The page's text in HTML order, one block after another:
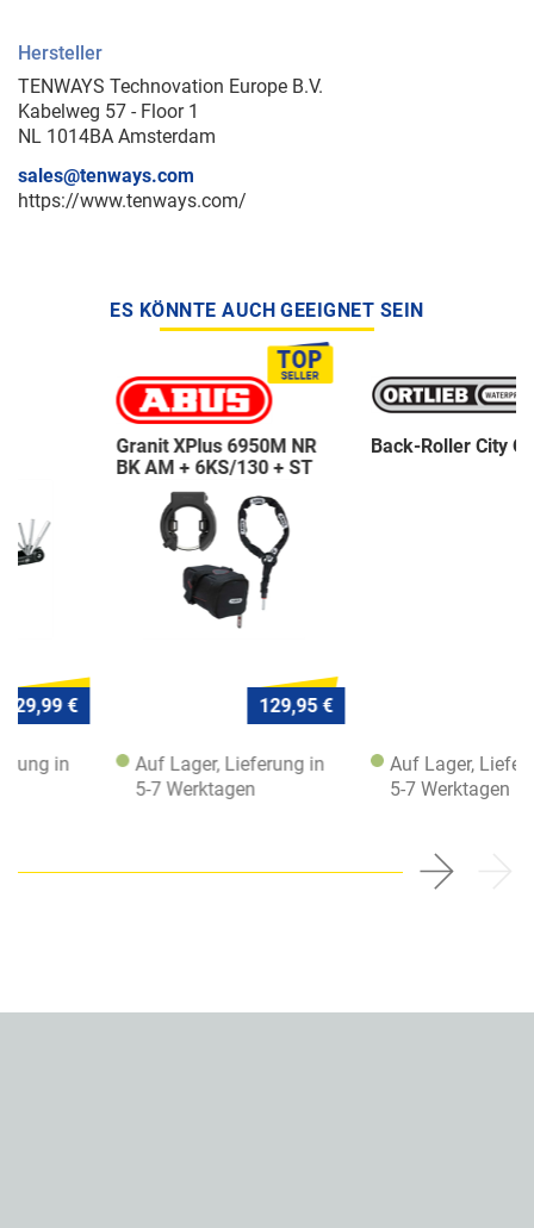
Hersteller
TENWAYS Technovation Europe B.V.
Kabelweg 57 - Floor 1
NL 1014BA Amsterdam
sales@tenways.com
https://www.tenways.com/
ES KÖNNTE AUCH GEEIGNET SEIN
Granit XPlus 6950M NR
BK AM + 6KS/130 + ST
Auf Lager, Lieferung in
5-7 Werktagen
Back-Roller City QL1
Auf Lager, Lieferung in
5-7 Werktagen